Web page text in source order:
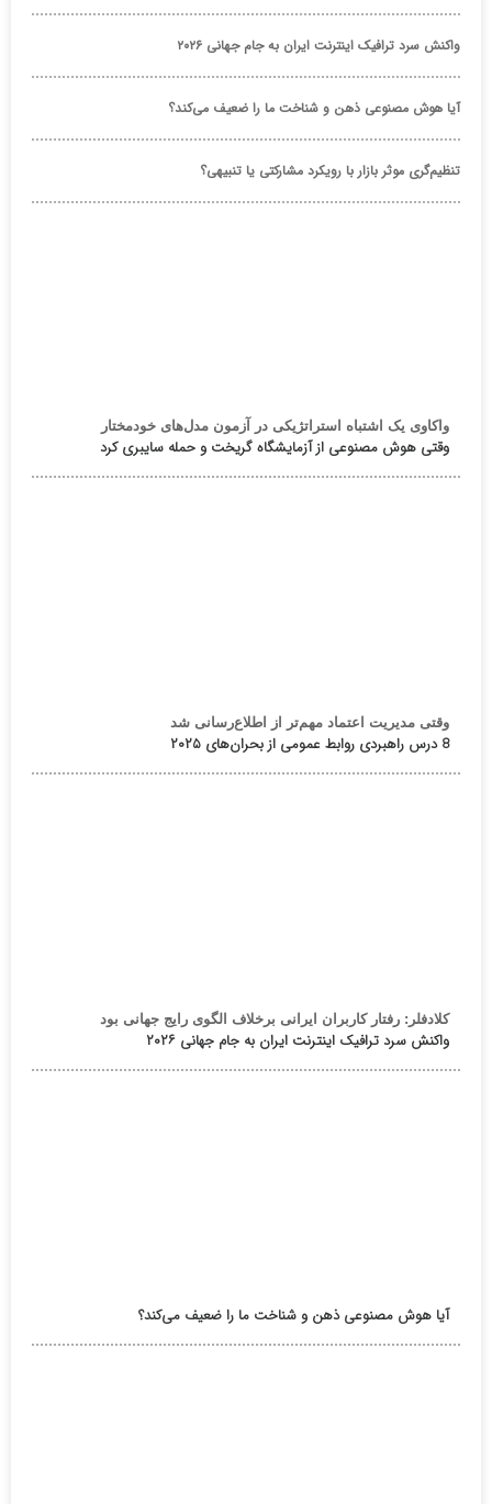
واکنش سرد ترافیک اینترنت ایران به جام جهانی ۲۰۲۶
آیا هوش مصنوعی ذهن و شناخت ما را ضعیف می‌کند؟
تنظیم‌گری موثر بازار با رویکرد مشارکتی یا تنبیهی؟
واکاوی یک اشتباه استراتژیکی در آزمون مدل‌های خودمختار
وقتی هوش مصنوعی از آزمایشگاه گریخت و حمله سایبری کرد
وقتی مدیریت اعتماد مهم‌تر از اطلاع‌رسانی شد
8 درس راهبردی روابط عمومی از بحران‌های ۲۰۲۵
کلادفلر: رفتار کاربران ایرانی برخلاف الگوی رایج جهانی بود
واکنش سرد ترافیک اینترنت ایران به جام جهانی ۲۰۲۶
آیا هوش مصنوعی ذهن و شناخت ما را ضعیف می‌کند؟